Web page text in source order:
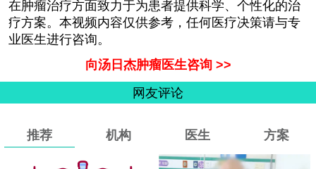
在肿瘤治疗方面致力于为患者提供科学、个性化的治
疗方案。本视频内容仅供参考，任何医疗决策请与专
业医生进行咨询。
向汤日杰肿瘤医生咨询 >>
网友评论
推荐 机构 医生 方案